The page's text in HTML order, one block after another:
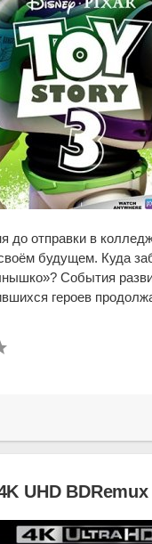
до отправки в
будущем. Куда
События
героев
UHD BDRemux